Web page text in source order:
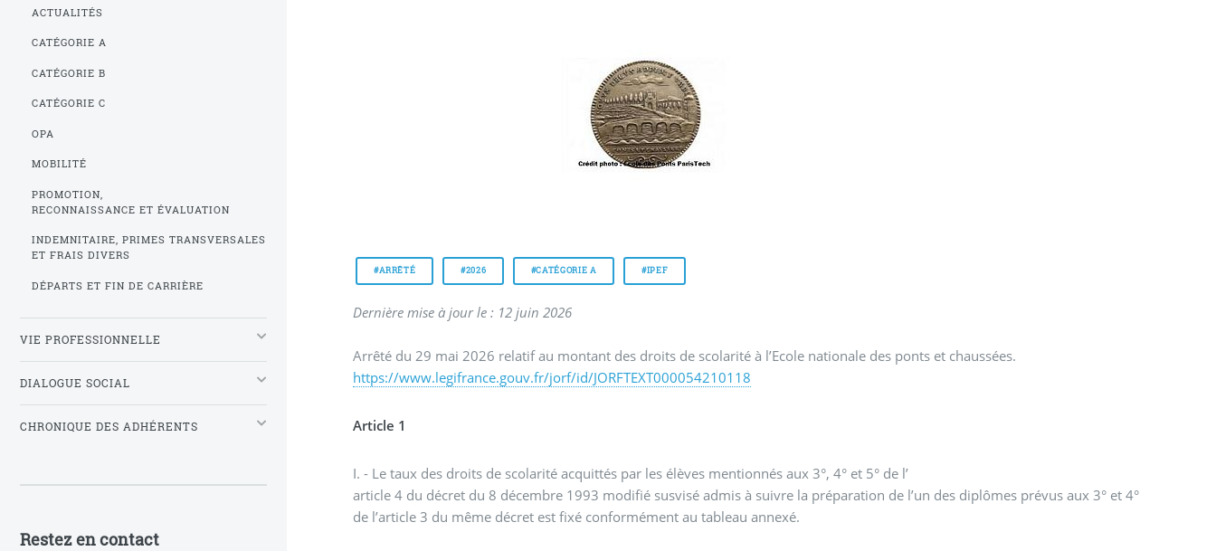
#ARRÊTÉ #2026 #CATÉGORIE A #IPEF
Dernière mise à jour le : 12 juin 2026
Arrêté du 29 mai 2026 relatif au montant des droits de scolarité à l’Ecole nationale des ponts et chaussées.
https://www.legifrance.gouv.fr/jorf/id/JORFTEXT000054210118
Article 1
I. - Le taux des droits de scolarité acquittés par les élèves mentionnés aux 3°, 4° et 5° de l’
article 4 du décret du 8 décembre 1993 modifié susvisé admis à suivre la préparation de l’un des diplômes prévus aux 3° et 4°
de l’article 3 du même décret est fixé conformément au tableau annexé.
ACTUALITÉS
CATÉGORIE A
CATÉGORIE B
CATÉGORIE C
OPA
MOBILITÉ
PROMOTION,
RECONNAISSANCE ET ÉVALUATION
INDEMNITAIRE, PRIMES TRANSVERSALES
ET FRAIS DIVERS
DÉPARTS ET FIN DE CARRIÈRE
VIE PROFESSIONNELLE
DIALOGUE SOCIAL
CHRONIQUE DES ADHÉRENTS
Restez en contact